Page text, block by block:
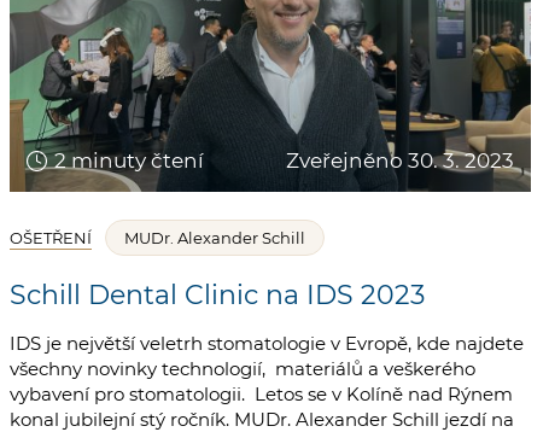
2 minuty čtení Zveřejněno 30. 3. 2023
OŠETŘENÍ MUDr. Alexander Schill
Schill Dental Clinic na IDS 2023
IDS je největší veletrh stomatologie v Evropě, kde najdete
všechny novinky technologií, materiálů a veškerého
vybavení pro stomatologii. Letos se v Kolíně nad Rýnem
konal jubilejní stý ročník. MUDr. Alexander Schill jezdí na